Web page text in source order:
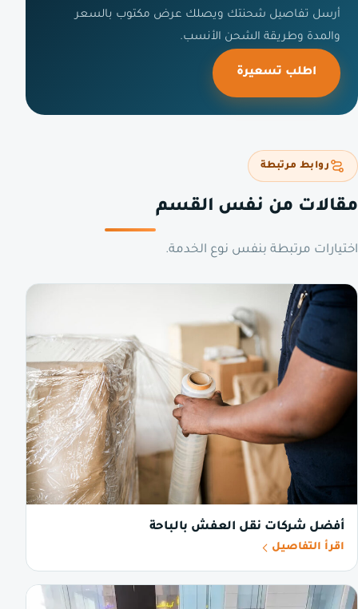
أرسل تفاصيل شحنتك ويصلك عرض مكتوب بالسعر
والمدة وطريقة الشحن الأنسب.
اطلب تسعيرة
روابط مرتبطة
مقالات من نفس القسم
اختيارات مرتبطة بنفس نوع الخدمة.
أفضل شركات نقل العفش بالباحة
اقرأ التفاصيل